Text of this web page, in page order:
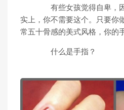
有些女孩觉得自卑，因
实上，你不需要这个。只要你
常五十骨感的美式风格，你的
什么是手指？